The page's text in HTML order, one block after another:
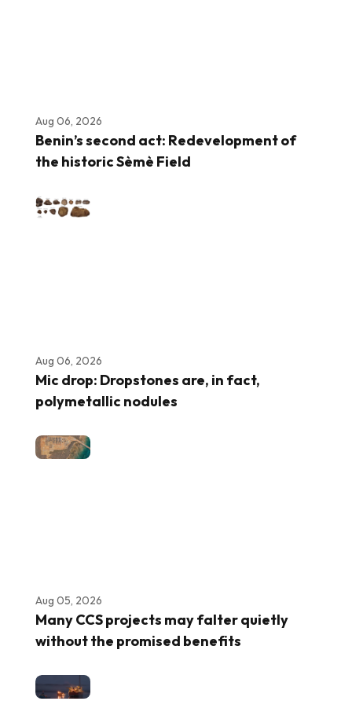
Aug 06, 2026
Benin’s second act: Redevelopment of
the historic Sèmè Field
Aug 06, 2026
Mic drop: Dropstones are, in fact,
polymetallic nodules
Aug 05, 2026
Many CCS projects may falter quietly
without the promised benefits